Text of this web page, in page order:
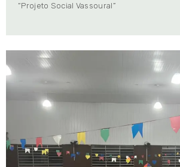
“Projeto Social Vassoural”